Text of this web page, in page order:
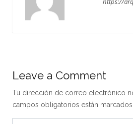
Leave a Comment
Tu dirección de correo electrónico
campos obligatorios están